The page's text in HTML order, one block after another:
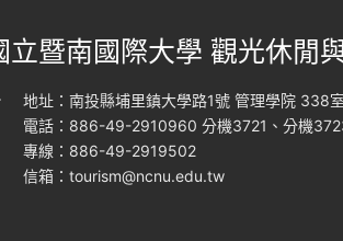
立暨南國際大學 觀光休閒
地址：南投縣埔里鎮大學路1號 管理學院 338室
電話：886-49-2910960 分機3721、分機
專線：886-49-2919502
信箱： tourism@ncnu.edu.tw